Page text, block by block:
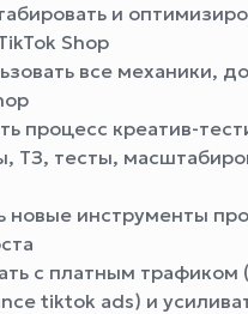
и
Shop
все механики,
процесс креатив-
ТЗ, тесты,
новые инструменты
с платным трафиком
tiktok ads) и